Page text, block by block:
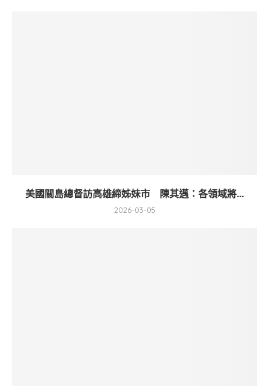
美國關島總督訪高雄締姊妹市 陳其邁：各領域將...
2026-03-05